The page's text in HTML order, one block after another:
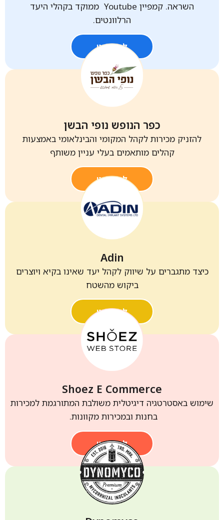
השראה. קמפיין Youtube ממוקד בקהלי היעד
הרלוונטים.
לפרויקט
כפר הנופש נופי הבשן
להזניק מכירות לקהל המקומי והבינלאומי באמצעות
קהלים מותאמים בעלי עניין משותף
לפרויקט
Adin
כיצד מתגברים על שיווק לקהל יעד שאינו בקיא ויוצרים
ביקוש מהשטח
לפרויקט
Shoez E Commerce
שימוש באסטרטגיה דיגיטלית משולבת המתורגמת למכירות
בחנות ובמכירות מקוונות.
לפרויקט